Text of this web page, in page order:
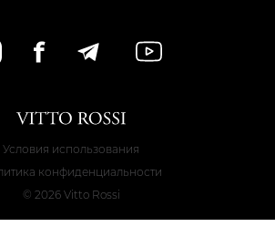
Условия использования
конфиденциальности
© 2026 Vitto Rossi